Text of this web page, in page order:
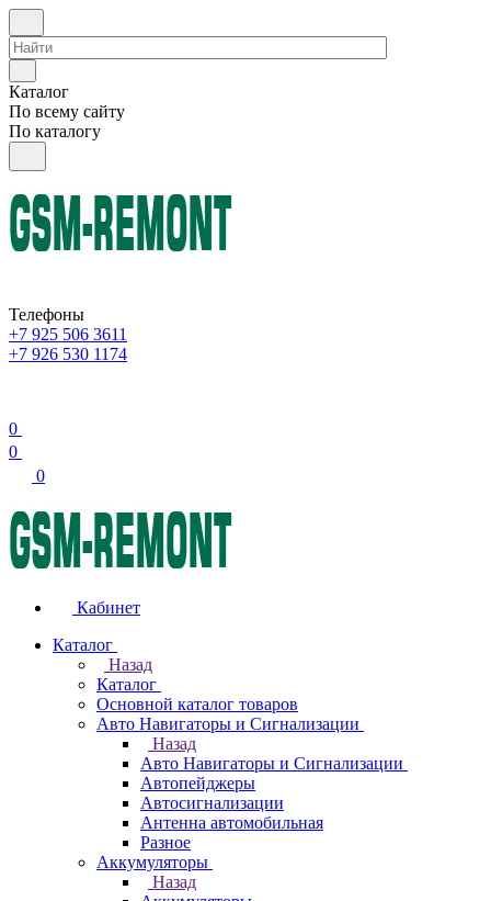
Каталог
По всему сайту
По каталогу
Телефоны
+7 925 506 3611
+7 926 530 1174
0
0
0
Кабинет
Каталог
Назад
Каталог
Основной каталог товаров
Авто Навигаторы и Сигнализации
Назад
Авто Навигаторы и Сигнализации
Автопейджеры
Автосигнализации
Антенна автомобильная
Разное
Аккумуляторы
Назад